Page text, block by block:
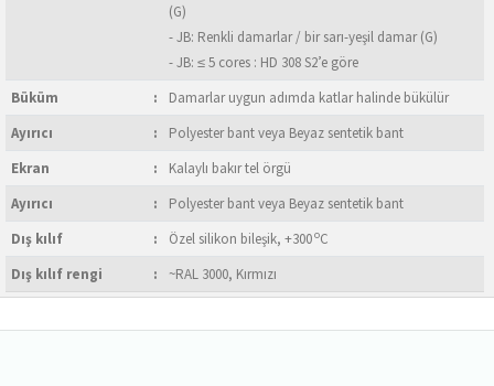
(G)
- JB: Renkli damarlar / bir sarı-yeşil damar (G)
- JB: ≤ 5 cores : HD 308 S2’e göre
Büküm
:
Damarlar uygun adımda katlar halinde bükülür
Ayırıcı
:
Polyester bant veya Beyaz sentetik bant
Ekran
:
Kalaylı bakır tel örgü
Ayırıcı
:
Polyester bant veya Beyaz sentetik bant
Dış kılıf
: Özel silikon bileşik, +300oC
Dış kılıf rengi
: ~RAL 3000, Kırmızı